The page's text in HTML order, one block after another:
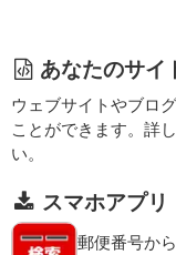
あなたのサイ
ウェブサイトやブロ
ことができます。詳
い。
スマホアプリ
郵便番号か